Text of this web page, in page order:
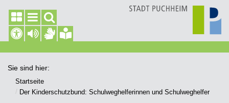
Sie sind hier:
Startseite
Der Kinderschutzbund: Schulweghelferinnen und Schulweghelfer